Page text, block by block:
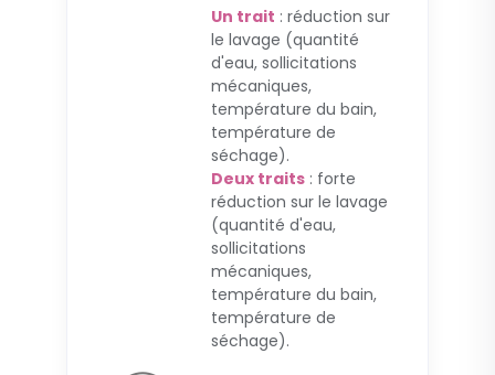
Un trait : réduction sur
le lavage (quantité
d'eau, sollicitations
mécaniques,
température du bain,
température de
séchage).
Deux traits : forte
réduction sur le lavage
(quantité d'eau,
sollicitations
mécaniques,
température du bain,
température de
séchage).